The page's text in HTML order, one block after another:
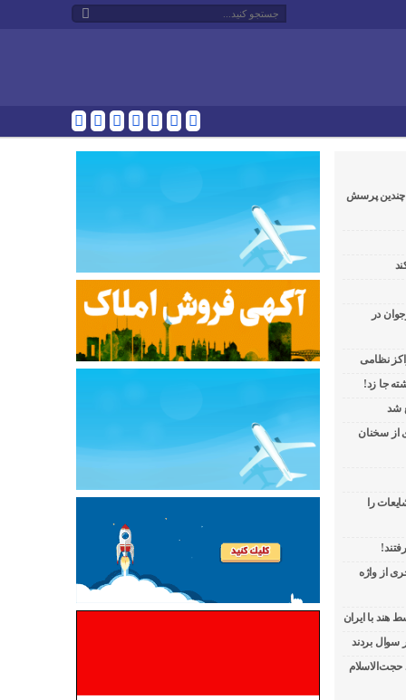
چندین پرسش
در
نظامی
جا زد!
شد
از سخنان
را
از واژه
هند با ایران
حجت‌الاسلام